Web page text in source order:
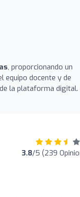
, proporcionando un
equipo docente y de
la plataforma digital.
3.8/5 (239